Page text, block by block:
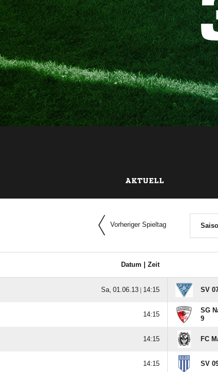
AKTUELL
Vorheriger Spieltag
Datum | Zeit
  |  SV

SG
9
 FC
 SV